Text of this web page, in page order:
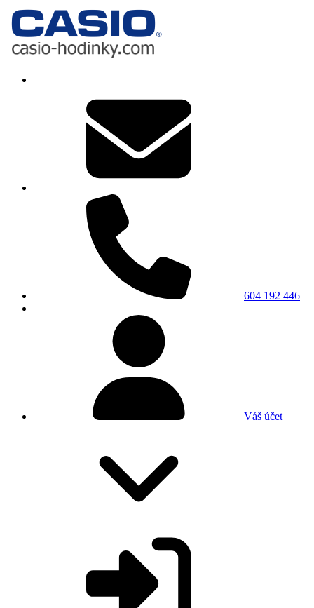
604 192 446
Váš účet